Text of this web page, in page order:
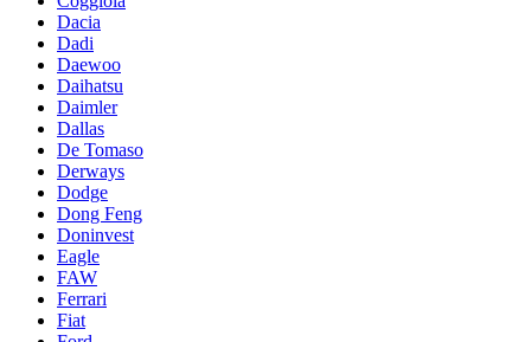
Dacia
Dadi
Daewoo
Daihatsu
Daimler
Dallas
De Tomaso
Derways
Dodge
Dong Feng
Doninvest
Eagle
FAW
Ferrari
Fiat